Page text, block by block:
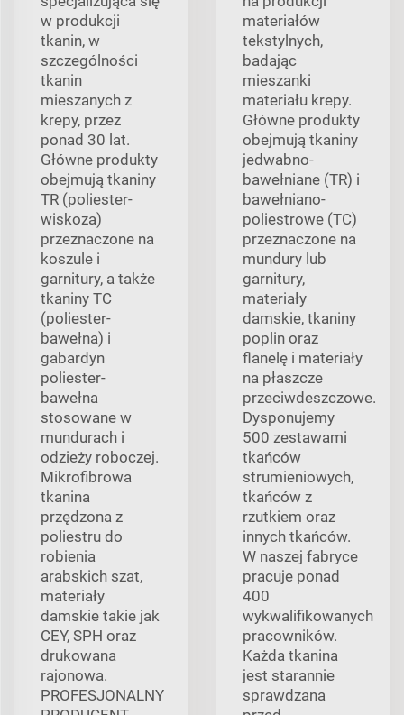
w produkcji
tkanin, w
szczególności
tkanin
mieszanych z
krepy, przez
ponad 30 lat.
Główne produkty
obejmują tkaniny
TR (poliester-
wiskoza)
przeznaczone na
koszule i
garnitury, a także
tkaniny TC
(poliester-
bawełna) i
gabardyn
poliester-
bawełna
stosowane w
mundurach i
odzieży roboczej.
Mikrofibrowa
tkanina
przędzona z
poliestru do
robienia
arabskich szat,
materiały
damskie takie jak
CEY, SPH oraz
drukowana
rajonowa.
PROFESJONALNY
materiałów
tekstylnych,
badając
mieszanki
materiału krepy.
Główne produkty
obejmują tkaniny
jedwabno-
bawełniane (TR) i
bawełniano-
poliestrowe (TC)
przeznaczone na
mundury lub
garnitury,
materiały
damskie, tkaniny
poplin oraz
flanelę i materiały
na płaszcze
przeciwdeszczowe.
Dysponujemy
500 zestawami
tkańców
strumieniowych,
tkańców z
rzutkiem oraz
innych tkańców.
W naszej fabryce
pracuje ponad
400
wykwalifikowanych
pracowników.
Każda tkanina
jest starannie
sprawdzana